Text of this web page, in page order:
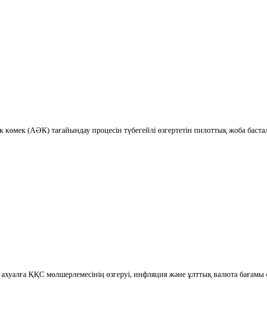
көмек (АӘК) тағайындау процесін түбегейлі өзгертетін пилоттық жоба
ҚҚС мөлшерлемесінің өзгеруі, инфляция және ұлттық валюта бағамы